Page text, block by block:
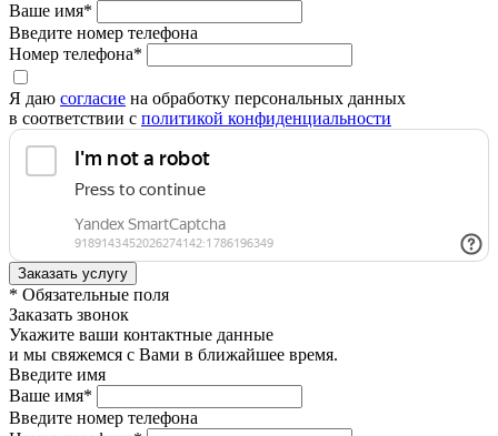
Ваше имя*
Введите номер телефона
Номер телефона*
Я даю согласие на обработку персональных данных
в соответствии с политикой конфиденциальности
* Обязательные поля
Заказать звонок
Укажите ваши контактные данные
и мы свяжемся с Вами в ближайшее время.
Введите имя
Ваше имя*
Введите номер телефона